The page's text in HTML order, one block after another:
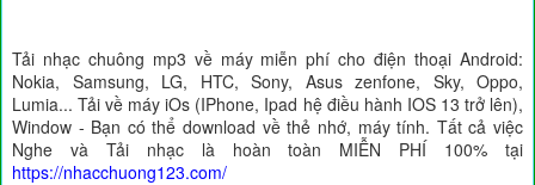
Tải nhạc chuông mp3 về máy miễn phí cho điện thoại Android:
Nokia, Samsung, LG, HTC, Sony, Asus zenfone, Sky, Oppo,
Lumia... Tải về máy iOs (IPhone, Ipad hệ điều hành IOS 13 trở lên),
Window - Bạn có thể download về thẻ nhớ, máy tính. Tất cả việc
Nghe và Tải nhạc là hoàn toàn MIỄN PHÍ 100% tại
https://nhacchuong123.com/